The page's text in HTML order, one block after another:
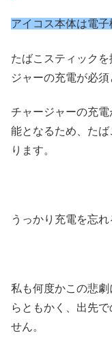
アイコス本体は電子
たばこスティック
ジャーの充電が必須
チャージャーの充
能となるため、た
ります。
うっかり充電を忘
私も何度かこの悲
らともかく、出先
せん。